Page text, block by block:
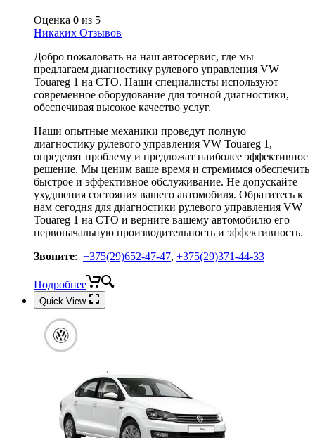
Оценка 0 из 5
Никаких Отзывов
Добро пожаловать на наш автосервис, где мы
предлагаем диагностику рулевого управления VW
Touareg 1 на СТО. Наши специалисты используют
современное оборудование для точной диагностики,
обеспечивая высокое качество услуг.
Наши опытные механики проведут полную
диагностику рулевого управления VW Touareg 1,
определят проблему и предложат наиболее эффективное
решение. Мы ценим ваше время и стремимся обеспечить
быстрое и эффективное обслуживание. Не допускайте
ухудшения состояния вашего автомобиля. Обратитесь к
нам сегодня для диагностики рулевого управления VW
Touareg 1 на СТО и верните вашему автомобилю его
первоначальную производительность и эффективность.
Звоните: +375(29)652-47-47, +375(29)371-44-33
Подробнее
Quick View